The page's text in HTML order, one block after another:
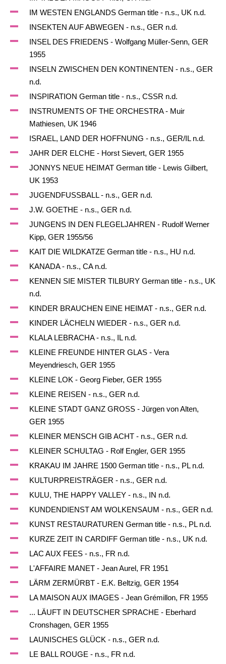
IM WESTEN ENGLANDS German title - n.s., UK n.d.
INSEKTEN AUF ABWEGEN - n.s., GER n.d.
INSEL DES FRIEDENS - Wolfgang Müller-Senn, GER
1955
INSELN ZWISCHEN DEN KONTINENTEN - n.s., GER
n.d.
INSPIRATION German title - n.s., CSSR n.d.
INSTRUMENTS OF THE ORCHESTRA - Muir
Mathiesen, UK 1946
ISRAEL, LAND DER HOFFNUNG - n.s., GER/IL n.d.
JAHR DER ELCHE - Horst Sievert, GER 1955
JONNYS NEUE HEIMAT German title - Lewis Gilbert,
UK 1953
JUGENDFUSSBALL - n.s., GER n.d.
J.W. GOETHE - n.s., GER n.d.
JUNGENS IN DEN FLEGELJAHREN - Rudolf Werner
Kipp, GER 1955/56
KAIT DIE WILDKATZE German title - n.s., HU n.d.
KANADA - n.s., CA n.d.
KENNEN SIE MISTER TILBURY German title - n.s., UK
n.d.
KINDER BRAUCHEN EINE HEIMAT - n.s., GER n.d.
KINDER LÄCHELN WIEDER - n.s., GER n.d.
KLALA LEBRACHA - n.s., IL n.d.
KLEINE FREUNDE HINTER GLAS - Vera
Meyendriesch, GER 1955
KLEINE LOK - Georg Fieber, GER 1955
KLEINE REISEN - n.s., GER n.d.
KLEINE STADT GANZ GROSS - Jürgen von Alten,
GER 1955
KLEINER MENSCH GIB ACHT - n.s., GER n.d.
KLEINER SCHULTAG - Rolf Engler, GER 1955
KRAKAU IM JAHRE 1500 German title - n.s., PL n.d.
KULTURPREISTRÄGER - n.s., GER n.d.
KULU, THE HAPPY VALLEY - n.s., IN n.d.
KUNDENDIENST AM WOLKENSAUM - n.s., GER n.d.
KUNST RESTAURATUREN German title - n.s., PL n.d.
KURZE ZEIT IN CARDIFF German title - n.s., UK n.d.
LAC AUX FEES - n.s., FR n.d.
L'AFFAIRE MANET - Jean Aurel, FR 1951
LÄRM ZERMÜRBT - E.K. Beltzig, GER 1954
LA MAISON AUX IMAGES - Jean Grémillon, FR 1955
... LÄUFT IN DEUTSCHER SPRACHE - Eberhard
Cronshagen, GER 1955
LAUNISCHES GLÜCK - n.s., GER n.d.
LE BALL ROUGE - n.s., FR n.d.